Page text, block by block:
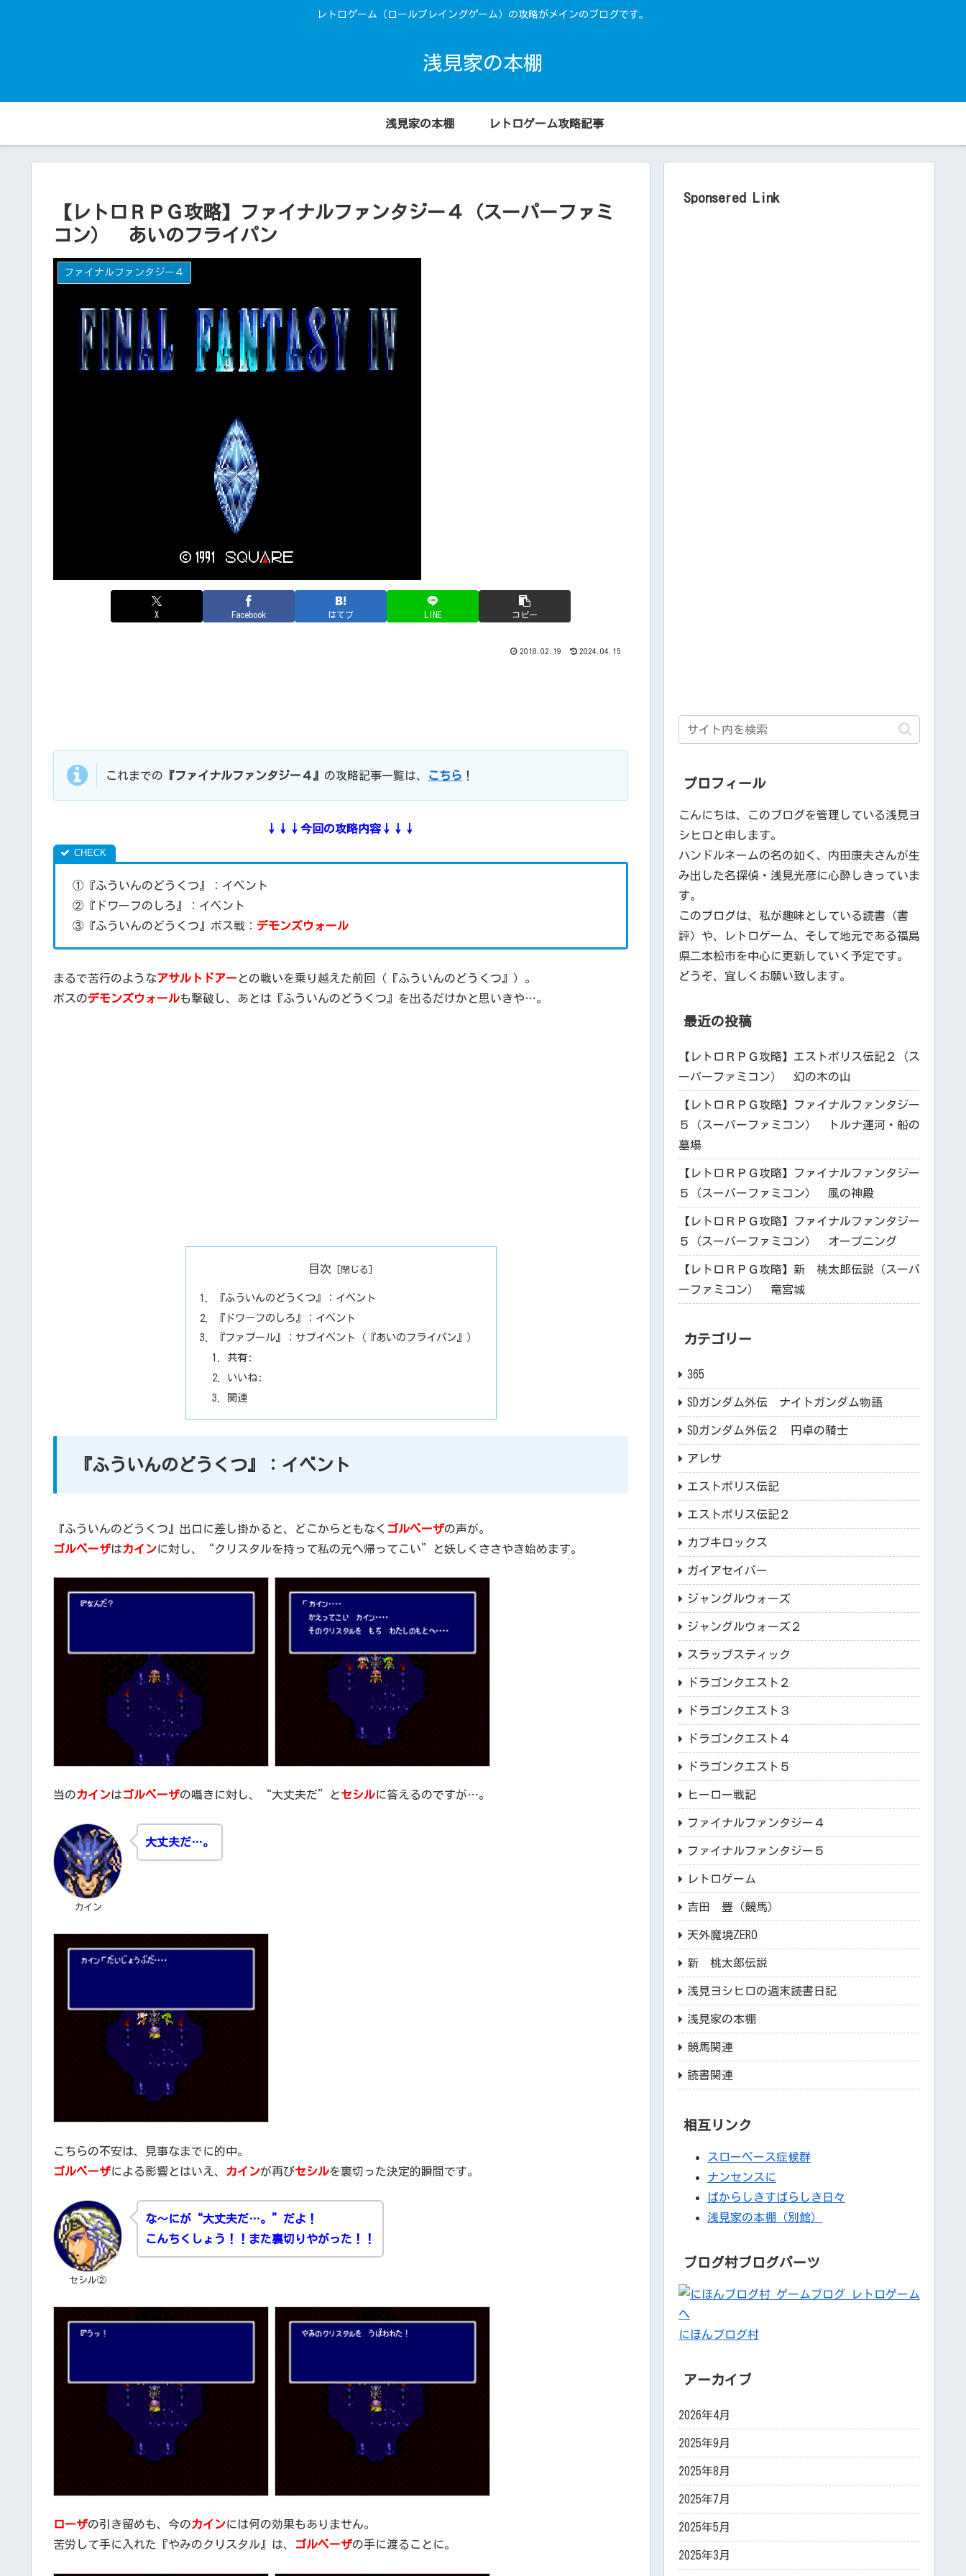
レトロゲーム（ロールプレイングゲーム）の攻略がメインのブログです。
浅見家の本棚
浅見家の本棚 レトロゲーム攻略記事
【レトロＲＰＧ攻略】ファイナルファンタジー４（スーパーファミ
コン） あいのフライパン
ファイナルファンタジー４
X Facebook はてブ LINE コピー
2018.02.19 2024.04.15
これまでの 『ファイナルファンタジー４』 の攻略記事一覧は、 こちら ！
↓↓↓今回の攻略内容↓↓↓
①『ふういんのどうくつ』：イベント
②『ドワーフのしろ』：イベント
③『ふういんのどうくつ』ボス戦： デモンズウォール
まるで苦行のようなアサルトドアー との戦いを乗り越えた前回（『ふういんのどうくつ』）。
ボスのデモンズウォールも撃破し、あとは『ふういんのどうくつ』を出るだけかと思いきや…。
目次
『ふういんのどうくつ』：イベント
『ドワーフのしろ』：イベント
『ファブール』：サブイベント（『あいのフライパン』）
共有:
いいね:
関連
『ふういんのどうくつ』：イベント
『ふういんのどうくつ』出口に差し掛かると、どこからともなく ゴルベーザの声が。
ゴルベーザはカインに対し、“クリスタルを持って私の元へ帰ってこい”と妖しくささやき始めます。
当のカインはゴルベーザの囁きに対し、“大丈夫だ”とセシルに答えるのですが…。
カイン
大丈夫だ…。
こちらの不安は、見事なまでに的中。
ゴルベーザによる影響とはいえ、 カインが再びセシルを裏切った決定的瞬間です。
セシル②
な～にが“大丈夫だ…。”だよ！
こんちくしょう！！また裏切りやがった！！
ローザの引き留めも、今のカインには何の効果もありません。
苦労して手に入れた『やみのクリスタル』は、
ゴルベーザの手に渡ることに。
Sponsered Link
プロフィール
こんにちは、このブログを管理している浅見ヨ
シヒロと申します。
ハンドルネームの名の如く、内田康夫さんが生
み出した名探偵・浅見光彦に心酔しきっていま
す。
このブログは、私が趣味としている読書（書
評）や、レトロゲーム、そして地元である福島
県二本松市を中心に更新していく予定です。
どうぞ、宜しくお願い致します。
最近の投稿
【レトロＲＰＧ攻略】エストポリス伝記２（ス
ーパーファミコン） 幻の木の山
【レトロＲＰＧ攻略】ファイナルファンタジー
５（スーパーファミコン） トルナ運河・船の
墓場
【レトロＲＰＧ攻略】ファイナルファンタジー
５（スーパーファミコン） 風の神殿
【レトロＲＰＧ攻略】ファイナルファンタジー
５（スーパーファミコン） オープニング
【レトロＲＰＧ攻略】新 桃太郎伝説（スーパ
ーファミコン） 竜宮城
カテゴリー
365
SDガンダム外伝 ナイトガンダム物語
SDガンダム外伝２ 円卓の騎士
アレサ
エストポリス伝記
エストポリス伝記２
カブキロックス
ガイアセイバー
ジャングルウォーズ
ジャングルウォーズ２
スラップスティック
ドラゴンクエスト２
ドラゴンクエスト３
ドラゴンクエスト４
ドラゴンクエスト５
ヒーロー戦記
ファイナルファンタジー４
ファイナルファンタジー５
レトロゲーム
吉田 豊（競馬）
天外魔境ZERO
新 桃太郎伝説
浅見ヨシヒロの週末読書日記
浅見家の本棚
競馬関連
読書関連
相互リンク
スローペース症候群
ナンセンスに
ばからしきすばらしき日々
浅見家の本棚（別館）
ブログ村ブログパーツ
にほんブログ村
アーカイブ
2026年4月
2025年9月
2025年8月
2025年7月
2025年5月
2025年3月